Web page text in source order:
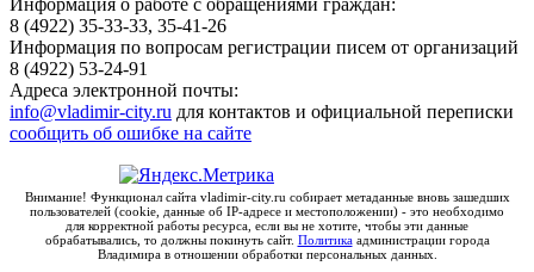
8 (4922) 35-33-33, 35-41-26
Информация по вопросам регистрации писем от организаций
8 (4922) 53-24-91
Адреса электронной почты:
info@vladimir-city.ru для контактов и официальной переписки
сообщить об ошибке на сайте
Внимание! Функционал сайта vladimir-city.ru собирает метаданные вновь зашедших
пользователей (cookie, данные об IP-адресе и местоположении) - это необходимо
для корректной работы ресурса, если вы не хотите, чтобы эти данные
обрабатывались, то должны покинуть сайт. Политикаадминистрации города
Владимира в отношении обработки персональных данных.